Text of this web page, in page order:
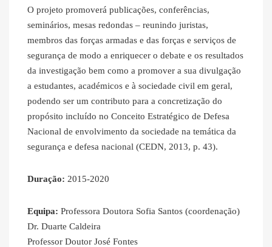
O projeto promoverá publicações, conferências,
seminários, mesas redondas – reunindo juristas,
membros das forças armadas e das forças e serviços de
segurança de modo a enriquecer o debate e os resultados
da investigação bem como a promover a sua divulgação
a estudantes, académicos e à sociedade civil em geral,
podendo ser um contributo para a concretização do
propósito incluído no Conceito Estratégico de Defesa
Nacional de envolvimento da sociedade na temática da
segurança e defesa nacional (CEDN, 2013, p. 43).
Duração: 2015-2020
Equipa: Professora Doutora Sofia Santos (coordenação)
Dr. Duarte Caldeira
Professor Doutor José Fontes